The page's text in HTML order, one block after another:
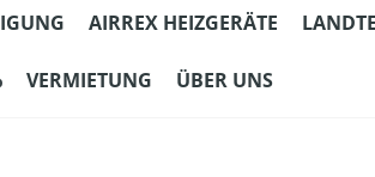
AIRREX HEIZGERÄTE
VERMIETUNG ÜBER UNS